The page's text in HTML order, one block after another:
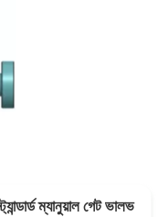
ম্যানুয়াল গেট ভালভ